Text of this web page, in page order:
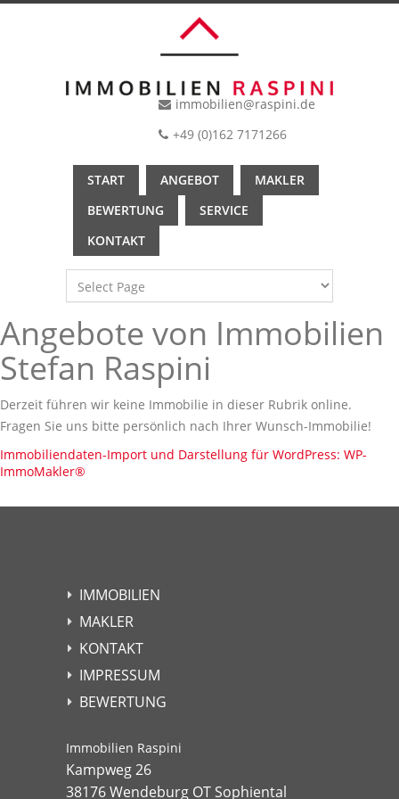
immobilien@raspini.de
+49 (0)162 7171266
START ANGEBOT
MAKLER
BEWERTUNG
SERVICE
KONTAKT
Angebote von Immobilien
Stefan Raspini
Derzeit führen wir keine Immobilie in dieser Rubrik online.
Fragen Sie uns bitte persönlich nach Ihrer Wunsch-Immobilie!
Immobiliendaten-Import und Darstellung für WordPress: WP-
ImmoMakler®
IMMOBILIEN
MAKLER
KONTAKT
IMPRESSUM
BEWERTUNG
Immobilien Raspini
Kampweg 26
38176 Wendeburg OT Sophiental